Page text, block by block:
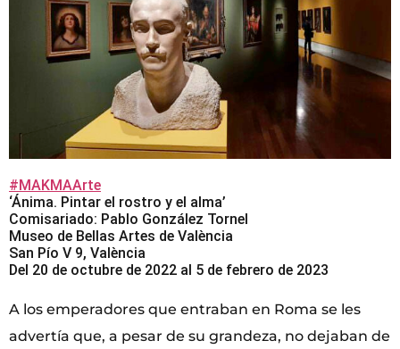
#MAKMAArte
‘Ánima. Pintar el rostro y el alma’
Comisariado: Pablo González Tornel
Museo de Bellas Artes de València
San Pío V 9, València
Del 20 de octubre de 2022 al 5 de febrero de 2023
A los emperadores que entraban en Roma se les
advertía que, a pesar de su grandeza, no dejaban de